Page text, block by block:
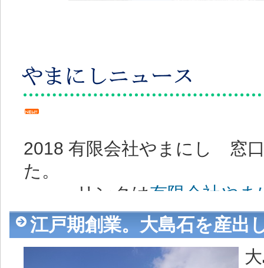
2018 有限会社やまにし 窓
た。
リンクは有限会社やま
2018 サイトリニューアル
江戸期創業。大島石を産出